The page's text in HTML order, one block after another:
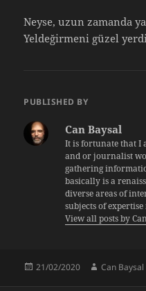
Neyse, uzun zamanda
Yeldeğirmeni güzel
PUBLISHED BY
Can Baysal
It is fortunate that I
and or journalist
gathering
basically is a
diverse areas of
subjects of
View all posts by
Posted
21/02/2020 Author
Can Baysal